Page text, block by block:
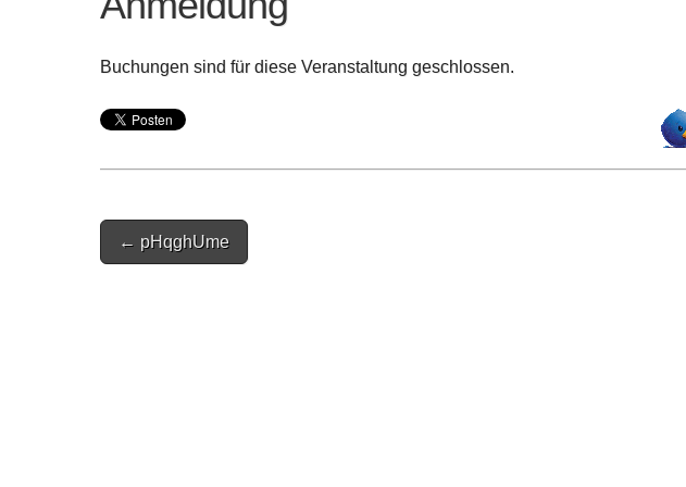
Buchungen sind für diese Veranstaltung geschlossen.
Post
navigation
← pHqghUme